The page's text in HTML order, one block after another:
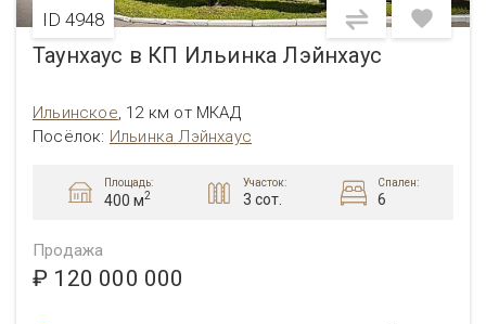
ID 4948
Таунхаус в КП Ильинка Лэйнхаус
Ильинское, 12 км от МКАД
Посёлок: Ильинка Лэйнхаус
Площадь:
400 м2
Участок:
3 сот.
Спален:
6
Продажа
₽ 120 000 000